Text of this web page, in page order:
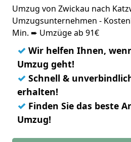
Umzug von Zwickau nach
Umzugsunternehmen -
Min. ➨ Umzüge ab 91€
✓ Wir helfen Ihnen,
Umzug geht!
✓ Schnell &
erhalten!
✓ Finden Sie das beste
Umzug!